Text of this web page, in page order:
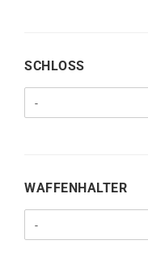
SCHLOSS
SCHLOSS
WAFFENHALTER
WAFFENHALTER